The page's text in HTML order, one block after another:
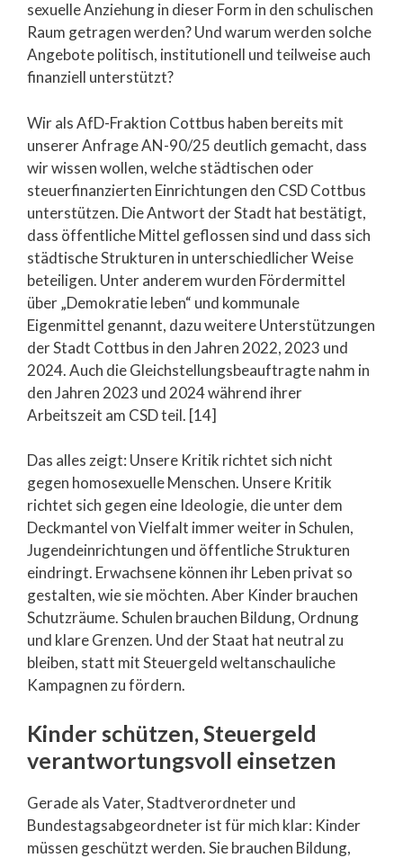
sexuelle Anziehung in dieser Form in den schulischen
Raum getragen werden? Und warum werden solche
Angebote politisch, institutionell und teilweise auch
finanziell unterstützt?
Wir als AfD-Fraktion Cottbus haben bereits mit
unserer Anfrage AN-90/25 deutlich gemacht, dass
wir wissen wollen, welche städtischen oder
steuerfinanzierten Einrichtungen den CSD Cottbus
unterstützen. Die Antwort der Stadt hat bestätigt,
dass öffentliche Mittel geflossen sind und dass sich
städtische Strukturen in unterschiedlicher Weise
beteiligen. Unter anderem wurden Fördermittel
über „Demokratie leben“ und kommunale
Eigenmittel genannt, dazu weitere Unterstützungen
der Stadt Cottbus in den Jahren 2022, 2023 und
2024. Auch die Gleichstellungsbeauftragte nahm in
den Jahren 2023 und 2024 während ihrer
Arbeitszeit am CSD teil. [14]
Das alles zeigt: Unsere Kritik richtet sich nicht
gegen homosexuelle Menschen. Unsere Kritik
richtet sich gegen eine Ideologie, die unter dem
Deckmantel von Vielfalt immer weiter in Schulen,
Jugendeinrichtungen und öffentliche Strukturen
eindringt. Erwachsene können ihr Leben privat so
gestalten, wie sie möchten. Aber Kinder brauchen
Schutzräume. Schulen brauchen Bildung, Ordnung
und klare Grenzen. Und der Staat hat neutral zu
bleiben, statt mit Steuergeld weltanschauliche
Kampagnen zu fördern.
Kinder schützen, Steuergeld
verantwortungsvoll einsetzen
Gerade als Vater, Stadtverordneter und
Bundestagsabgeordneter ist für mich klar: Kinder
müssen geschützt werden. Sie brauchen Bildung,